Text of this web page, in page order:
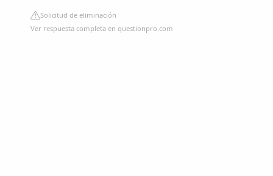
Solicitud de eliminación
Ver respuesta completa en questionpro.com